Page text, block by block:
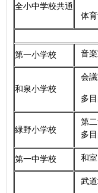
全小中学校共通
体
第一小学校
音
和泉小学校
会
多
緑野小学校
第
多
第一中学校 和室
武